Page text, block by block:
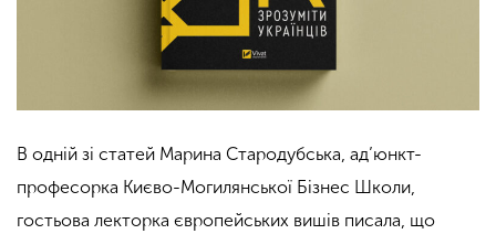
В одній зі статей Марина Стародубська, ад’юнкт-
професорка Києво-Могилянської Бізнес Школи,
гостьова лекторка європейських вишів писала, що